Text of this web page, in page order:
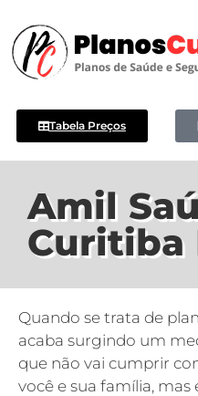
Tabela Preços
Amil
Curitiba
Quando se trata de
acaba surgindo um
que não vai cumprir
você e sua família,